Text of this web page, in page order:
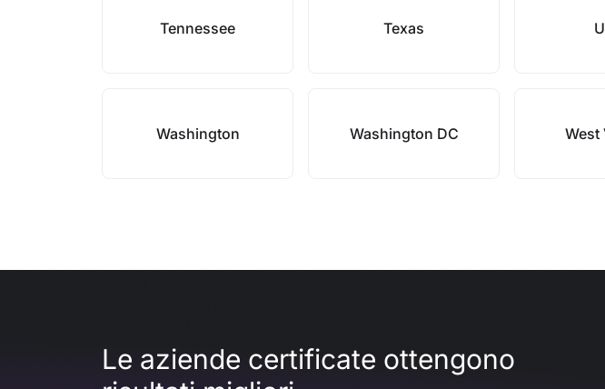
Tennessee Texas
Washington Washington DC West
Le aziende certificate ottengono